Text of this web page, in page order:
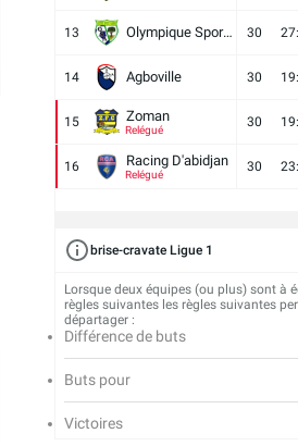
FC San Pedro : cap sur la Tunisie...
24/07/2026
13 Olympique Sport d'Abobo FC 30
14 Agboville 30
15 Zoman
Relégué
30
16 Racing D'abidjan
Relégué
30
brise-cravate Ligue 1
Lorsque deux équipes (ou plus) sont à
règles suivantes les règles suivantes
départager :
Différence de buts
Buts pour
Victoires